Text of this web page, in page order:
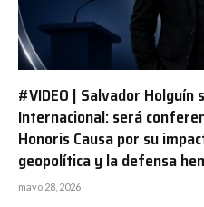
#VIDEO | Salvador Holguín
Internacional: será
Honoris Causa por su
geopolítica y la defensa
mayo 28, 2026